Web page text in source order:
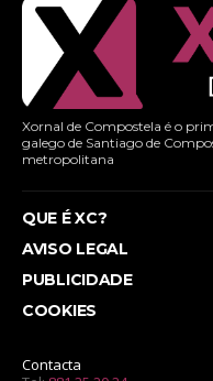
Xornal de Compostela é o
galego de Santiago de
metropolitana
QUE É XC?
AVISO LEGAL
PUBLICIDADE
COOKIES
Contacta